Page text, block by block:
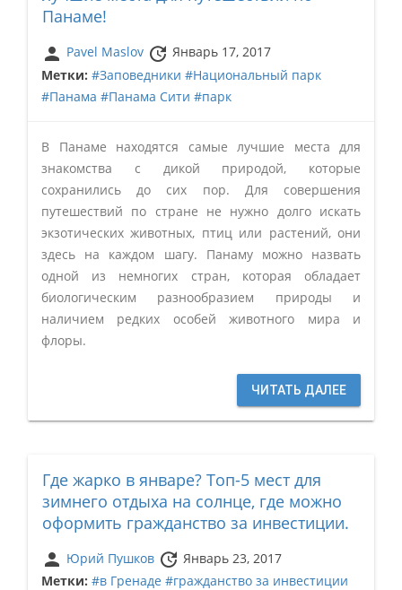
Панаме!
person Pavel Maslov update Январь 17, 2017
Метки: #Заповедники #Национальный парк
#Панама #Панама Сити #парк
В Панаме находятся самые лучшие места для
знакомства с дикой природой, которые
сохранились до сих пор. Для совершения
путешествий по стране не нужно долго искать
экзотических животных, птиц или растений, они
здесь на каждом шагу. Панаму можно назвать
одной из немногих стран, которая обладает
биологическим разнообразием природы и
наличием редких особей животного мира и
флоры.
ЧИТАТЬ ДАЛЕЕ
Где жарко в январе? Топ-5 мест для
зимнего отдыха на солнце, где можно
оформить гражданство за инвестиции.
person Юрий Пушков update Январь 23, 2017
Метки: #в Гренаде #гражданство за инвестиции